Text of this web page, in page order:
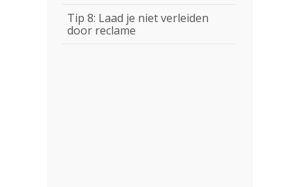
Tip 8: Laad je niet verleiden
door reclame